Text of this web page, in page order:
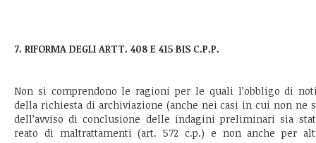
7. RIFORMA DEGLI ARTT. 408 E 415 BIS C.P.P.
Non si comprendono le ragioni per le quali l’obbligo di
della richiesta di archiviazione (anche nei casi in cui non ne
dell’avviso di conclusione delle indagini preliminari sia
reato di maltrattamenti (art. 572 c.p.) e non anche per